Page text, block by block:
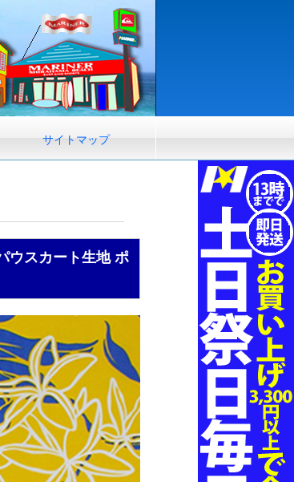
サイトマップ
ウスカート生地 ポ